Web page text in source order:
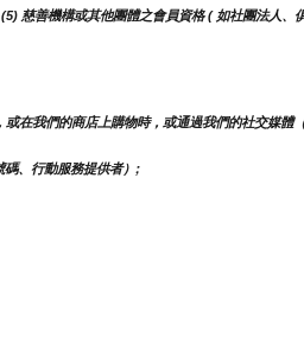
慈善機構或其他團體之會員資格 ( 如社團法人、
或在我們的商店上購物時，或通過我們的社交媒體
、行動服務提供者）;